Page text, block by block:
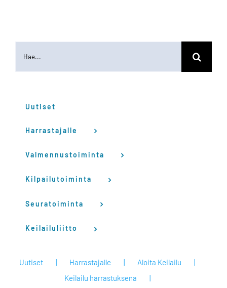
Uutiset
Harrastajalle
Valmennustoiminta
Kilpailutoiminta
Seuratoiminta
Keilailuliitto
Uutiset Harrastajalle
Aloita Keilailu
Keilailu harrastuksena